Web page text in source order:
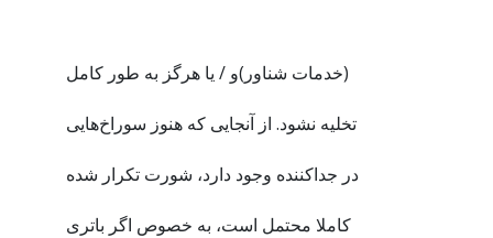
(خدمات شناور)و / یا هرگز به طور کامل
تخلیه نشود. از آنجایی که هنوز سوراخ‌هایی
در جداکننده وجود دارد، شورت تکرار شده
کاملا محتمل است، به خصوص اگر باتری